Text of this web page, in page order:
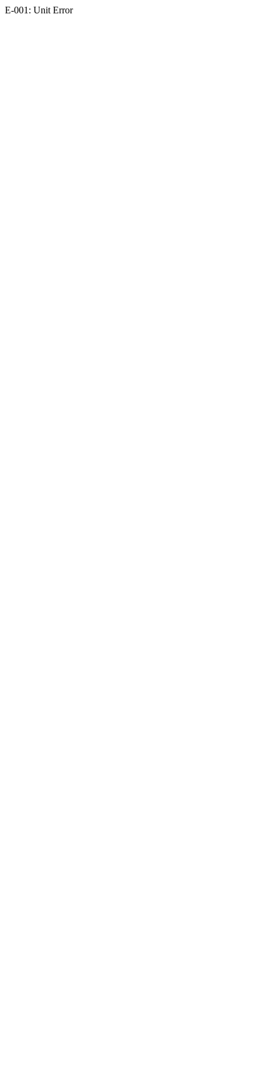
E-001: Unit Error